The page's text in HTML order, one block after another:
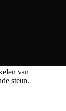
van
steun.